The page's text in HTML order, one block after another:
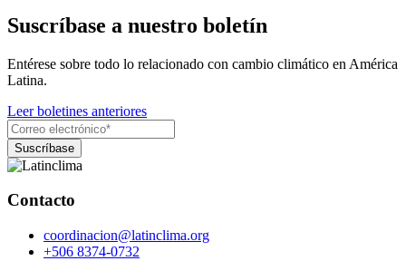
Suscríbase a nuestro boletín
Entérese sobre todo lo relacionado con cambio climático en América
Latina.
Leer boletines anteriores
Contacto
coordinacion@latinclima.org
+506 8374-0732